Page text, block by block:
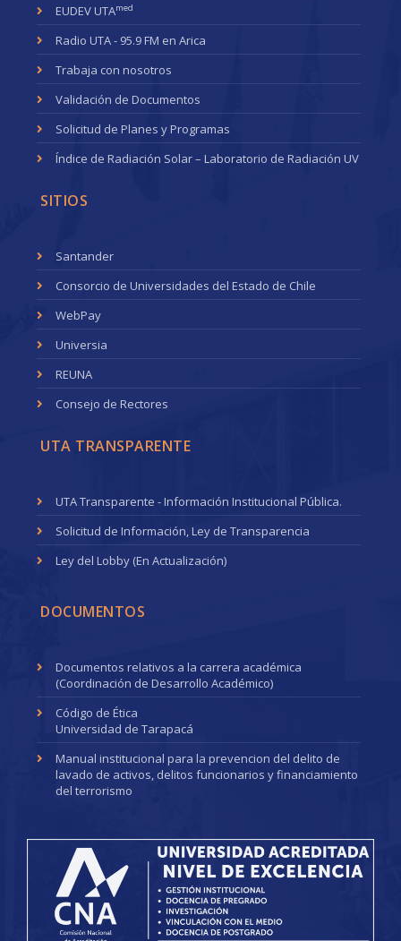
EUDEV UTAmed
Radio UTA - 95.9 FM en Arica
Trabaja con nosotros
Validación de Documentos
Solicitud de Planes y Programas
Índice de Radiación Solar – Laboratorio de Radiación UV
SITIOS
Santander
Consorcio de Universidades del Estado de Chile
WebPay
Universia
REUNA
Consejo de Rectores
UTA TRANSPARENTE
UTA Transparente - Información Institucional Pública.
Solicitud de Información, Ley de Transparencia
Ley del Lobby (En Actualización)
DOCUMENTOS
Documentos relativos a la carrera académica
(Coordinación de Desarrollo Académico)
Código de Ética
Universidad de Tarapacá
Manual institucional para la prevencion del delito de
lavado de activos, delitos funcionarios y financiamiento
del terrorismo